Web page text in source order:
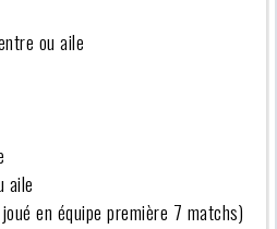
ou aile
aile
en équipe première 7 matchs)